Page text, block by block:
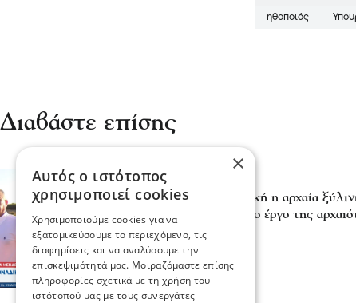
ηθοποιός
Διαβάστε επίσης
Σχόλια και...άλλα
Λίνα Μενδώνη: Μοναδική η αρχαία
Ίσως το μοναδικό τέτοιο έργο της
πριν 2 ώρες
×
Αυτός ο ιστότοπος
χρησιμοποιεί cookies
Χρησιμοποιούμε cookies για να
εξατομικεύσουμε το περιεχόμενο, τις
διαφημίσεις και να αναλύσουμε την
επισκεψιμότητά μας. Μοιραζόμαστε επίσης
πληροφορίες σχετικά με τη χρήση του
ιστότοπού μας με τους συνεργάτες